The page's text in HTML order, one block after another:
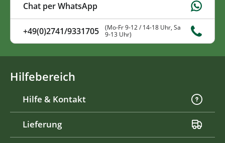
Chat per WhatsApp
+49(0)2741/9331705
(Mo-Fr 9-12 / 14-18 Uhr, Sa
9-13 Uhr)
Hilfebereich
Hilfe & Kontakt
Lieferung